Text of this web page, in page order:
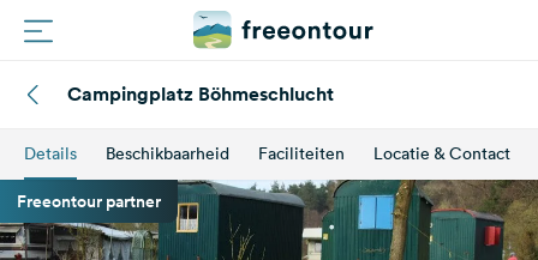
Routes
Campings
Magazine
Campingplatz Böhmeschlucht
Details Beschikbaarheid Faciliteiten Locatie & Contact
Freeontour partner